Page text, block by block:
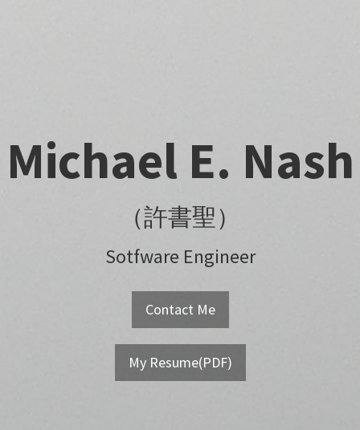
Michael E. Nash
（許書聖）
Sotfware Engineer
Contact Me
My Resume(PDF)